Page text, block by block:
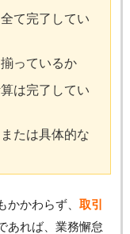
て完了してい
っているか
は完了してい
たは具体的な
かわらず、 取引
あれば、業務懈怠